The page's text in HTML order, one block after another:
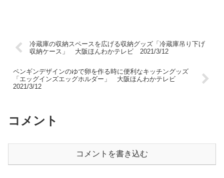
冷蔵庫の収納スペースを広げる収納グッズ「冷蔵庫吊り下げ
収納ケース」 大阪ほんわかテレビ 2021/3/12
ペンギンデザインのゆで卵を作る時に便利なキッチングッズ
「エッグインズエッグホルダー」 大阪ほんわかテレビ
2021/3/12
コメント
コメントを書き込む